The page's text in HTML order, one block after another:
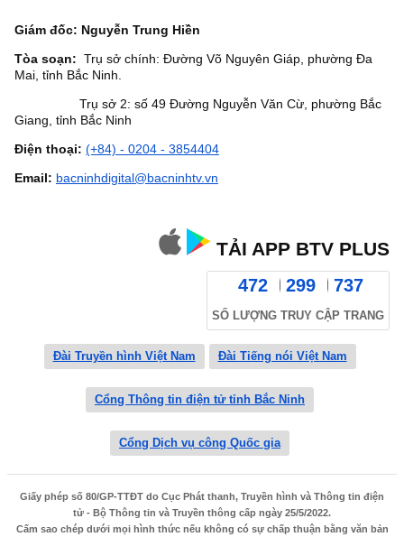
Giám đốc: Nguyễn Trung Hiền
Tòa soạn: Trụ sở chính: Đường Võ Nguyên Giáp, phường Đa
Mai, tỉnh Bắc Ninh.
Trụ sở 2: số 49 Đường Nguyễn Văn Cừ, phường Bắc
Giang, tỉnh Bắc Ninh
Điện thoại: (+84) - 0204 - 3854404
Email: bacninhdigital@bacninhtv.vn
TẢI APP BTV PLUS
472 299 737
SỐ LƯỢNG TRUY CẬP TRANG
Đài Truyền hình Việt Nam Đài Tiếng nói Việt Nam
Cổng Thông tin điện tử tỉnh Bắc Ninh
Cổng Dịch vụ công Quốc gia
Giấy phép số 80/GP-TTĐT do Cục Phát thanh, Truyền hình và Thông tin điện
tử - Bộ Thông tin và Truyền thông cấp ngày 25/5/2022.
Cấm sao chép dưới mọi hình thức nếu không có sự chấp thuận bằng văn bản